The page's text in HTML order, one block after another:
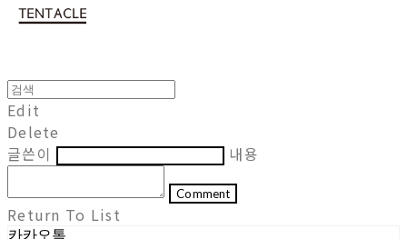
Edit
Delete
글쓴이
내용
Comment
Return To List
카카오톡